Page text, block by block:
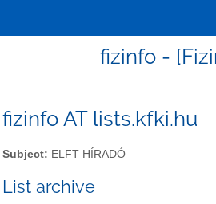
fizinfo -
fizinfo AT lists.kfki.hu
Subject: ELFT HÍRADÓ
List archive